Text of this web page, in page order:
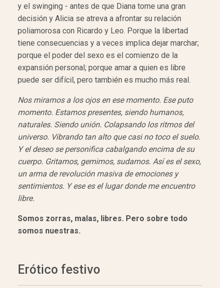
y el swinging - antes de que Diana tome una gran
decisión y Alicia se atreva a afrontar su relación
poliamorosa con Ricardo y Leo. Porque la libertad
tiene consecuencias y a veces implica dejar marchar;
porque el poder del sexo es el comienzo de la
expansión personal; porque amar a quien es libre
puede ser difícil, pero también es mucho más real.
Nos miramos a los ojos en ese momento. Ese puto
momento. Estamos presentes, siendo humanos,
naturales. Siendo unión. Colapsando los ritmos del
universo. Vibrando tan alto que casi no toco el suelo.
Y el deseo se personifica cabalgando encima de su
cuerpo. Gritamos, gemimos, sudamos. Así es el sexo,
un arma de revolución masiva de emociones y
sentimientos. Y ese es el lugar donde me encuentro
libre.
Somos zorras, malas, libres. Pero sobre todo
somos nuestras.
Erótico festivo